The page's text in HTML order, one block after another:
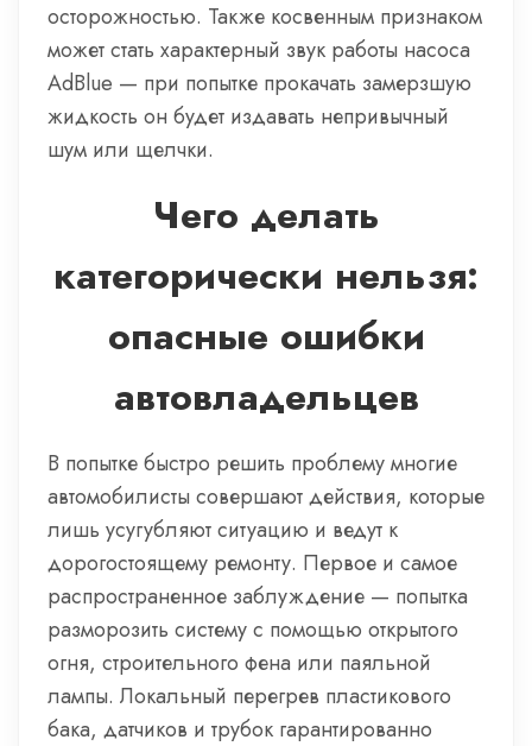
осторожностью. Также косвенным признаком
может стать характерный звук работы насоса
AdBlue — при попытке прокачать замерзшую
жидкость он будет издавать непривычный
шум или щелчки.
Чего делать
категорически нельзя:
опасные ошибки
автовладельцев
В попытке быстро решить проблему многие
автомобилисты совершают действия, которые
лишь усугубляют ситуацию и ведут к
дорогостоящему ремонту. Первое и самое
распространенное заблуждение — попытка
разморозить систему с помощью открытого
огня, строительного фена или паяльной
лампы. Локальный перегрев пластикового
бака, датчиков и трубок гарантированно